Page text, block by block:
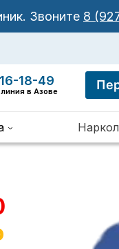
Звоните 8
18-49
в Азове